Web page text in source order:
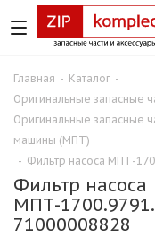
Главная - Каталог -
Оригинальные запасные
Оригинальные запасные
машины (МПТ)
- Фильтр насоса МПТ-
Фильтр насоса
МПТ-
71000008828